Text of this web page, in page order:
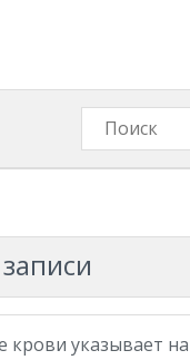
крови указывает на